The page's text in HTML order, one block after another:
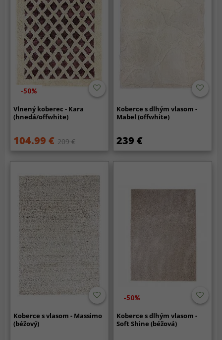
-50%
Vlnený koberec - Kara
(hnedá/offwhite)
104.99 € 209 €
Koberce s dlhým vlasom -
Mabel (offwhite)
239 €
Koberce s vlasom - Massimo
(béžový)
-50%
Koberce s dlhým vlasom -
Soft Shine (béžová)